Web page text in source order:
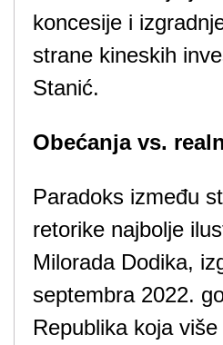
koncesije i
strane kineskih
Stanić.
Obećanja vs.
Paradoks između
retorike najbolje
Milorada Dodika,
septembra 2022.
Republika koja